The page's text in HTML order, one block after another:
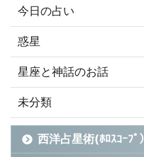
今日の占い
惑星
星座と神話のお話
未分類
西洋占星術(ﾎﾛｽｺｰﾌﾟ）